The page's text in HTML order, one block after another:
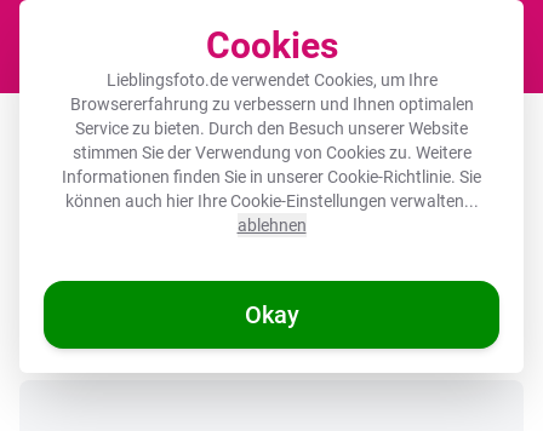
Cookies
Lieblingsfoto.de verwendet Cookies, um Ihre
Browsererfahrung zu verbessern und Ihnen optimalen
Service zu bieten. Durch den Besuch unserer Website
stimmen Sie der Verwendung von Cookies zu. Weitere
Informationen finden Sie in unsererCookie-Richtlinie. Sie
können auch hier Ihre Cookie-Einstellungen verwalten...
ablehnen
Okay
Runde Bilderrahmen - Illustration -
Schwarz - Rose
Auf Lager